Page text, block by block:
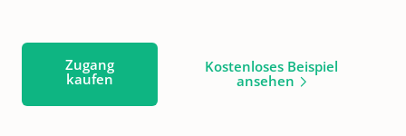
Zugang
kaufen
Kostenloses Beispiel
ansehen